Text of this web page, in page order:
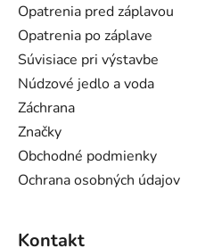
Opatrenia pred záplavou
Opatrenia po záplave
Súvisiace pri výstavbe
Núdzové jedlo a voda
Záchrana
Značky
Obchodné podmienky
Ochrana osobných údajov
Kontakt